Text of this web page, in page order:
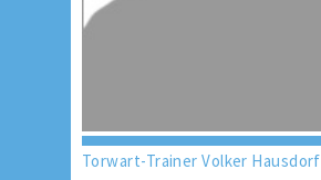
Torwart-Trainer Volker Hausdorf